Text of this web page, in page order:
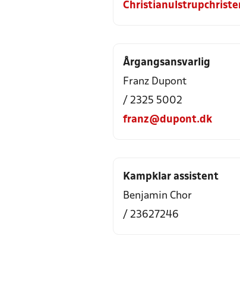
Årgangsansvarlig
Franz Dupont
/ 2325 5002
franz@dupont.dk
Kampklar assistent
Benjamin Chor
/ 23627246